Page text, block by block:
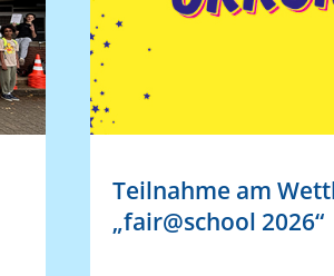
Teilnahme am
„fair@school 2026“